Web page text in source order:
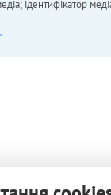
ідентифікатор